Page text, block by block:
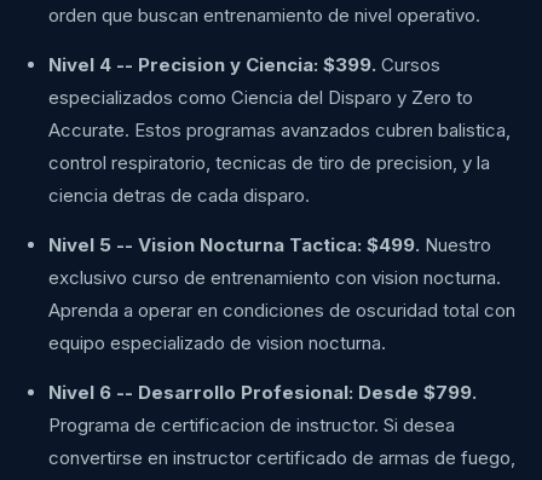
orden que buscan entrenamiento de nivel operativo.
Nivel 4 -- Precision y Ciencia: $399. Cursos
especializados como Ciencia del Disparo y Zero to
Accurate. Estos programas avanzados cubren balistica,
control respiratorio, tecnicas de tiro de precision, y la
ciencia detras de cada disparo.
Nivel 5 -- Vision Nocturna Tactica: $499. Nuestro
exclusivo curso de entrenamiento con vision nocturna.
Aprenda a operar en condiciones de oscuridad total con
equipo especializado de vision nocturna.
Nivel 6 -- Desarrollo Profesional: Desde $799.
Programa de certificacion de instructor. Si desea
convertirse en instructor certificado de armas de fuego,